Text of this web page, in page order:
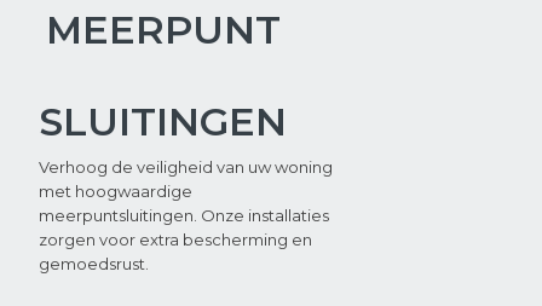
MEERPUNT
SLUITINGEN
Verhoog de veiligheid van uw woning
met hoogwaardige
meerpuntsluitingen. Onze installaties
zorgen voor extra bescherming en
gemoedsrust.